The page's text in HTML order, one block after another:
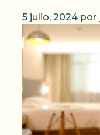
5 julio, 2024 por